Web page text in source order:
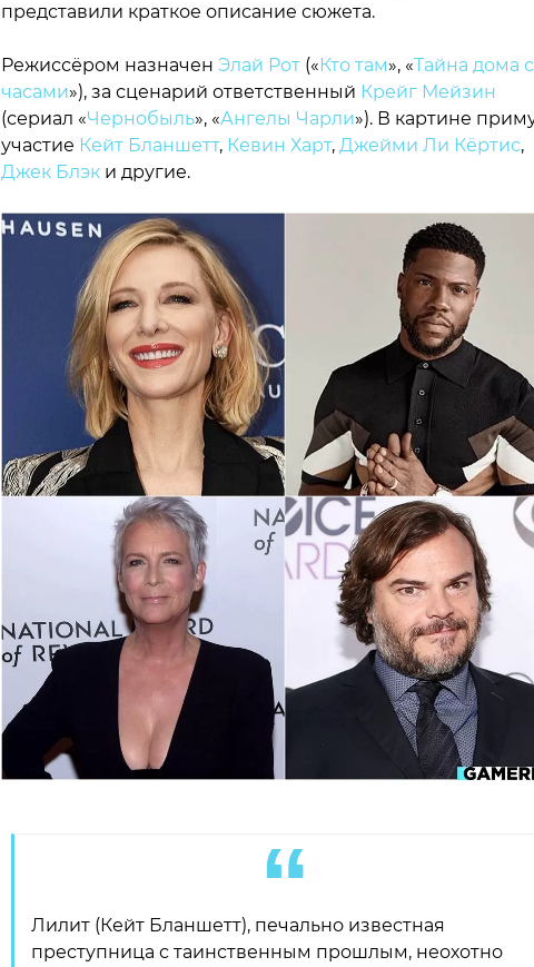
представили краткое описание сюжета.
Режиссёром назначен Элай Рот («Кто там», «Тайна дома с
часами»), за сценарий ответственный Крейг Мейзин
(сериал «Чернобыль», «Ангелы Чарли»). В картине
участие Кейт Бланшетт, Кевин Харт, Джейми Ли Кёртис,
Джек Блэк и другие.
Лилит (Кейт Бланшетт), печально известная
преступница с таинственным прошлым, неохотно